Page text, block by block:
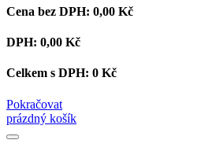
Cena bez DPH: 0,00 Kč
DPH: 0,00 Kč
Celkem s DPH: 0 Kč
Pokračovat
prázdný košík